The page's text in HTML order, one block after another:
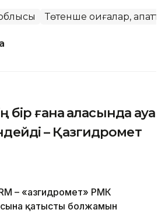
Төтенше оқиғалар,
бір ғана қаласында ауа
– Қазгидромет
– «Қазгидромет» РМК
қатысты болжамын